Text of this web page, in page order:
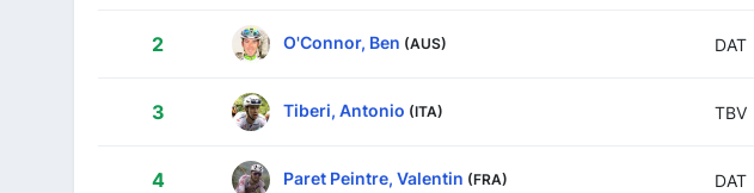
2 O'Connor, Ben (AUS) DAT
3 Tiberi, Antonio (ITA) TBV
4 Paret Peintre, Valentin (FRA) DAT